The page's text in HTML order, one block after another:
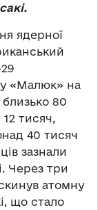
ядерної
«Малюк» на
близько 80
тисяч,
40 тисяч
зазнали
Через три
атомну
що стало